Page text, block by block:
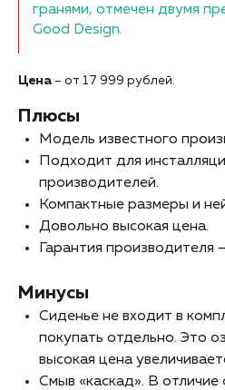
гранями, отмечен двумя
Good Design.
Цена – от 17 999 рублей.
Плюсы
Модель известного
Подходит для
производителей.
Компактные размеры и
Довольно высокая цена.
Гарантия производителя
Минусы
Сиденье не входит в
покупать отдельно. Это
высокая цена
Смыв «каскад». В отличие